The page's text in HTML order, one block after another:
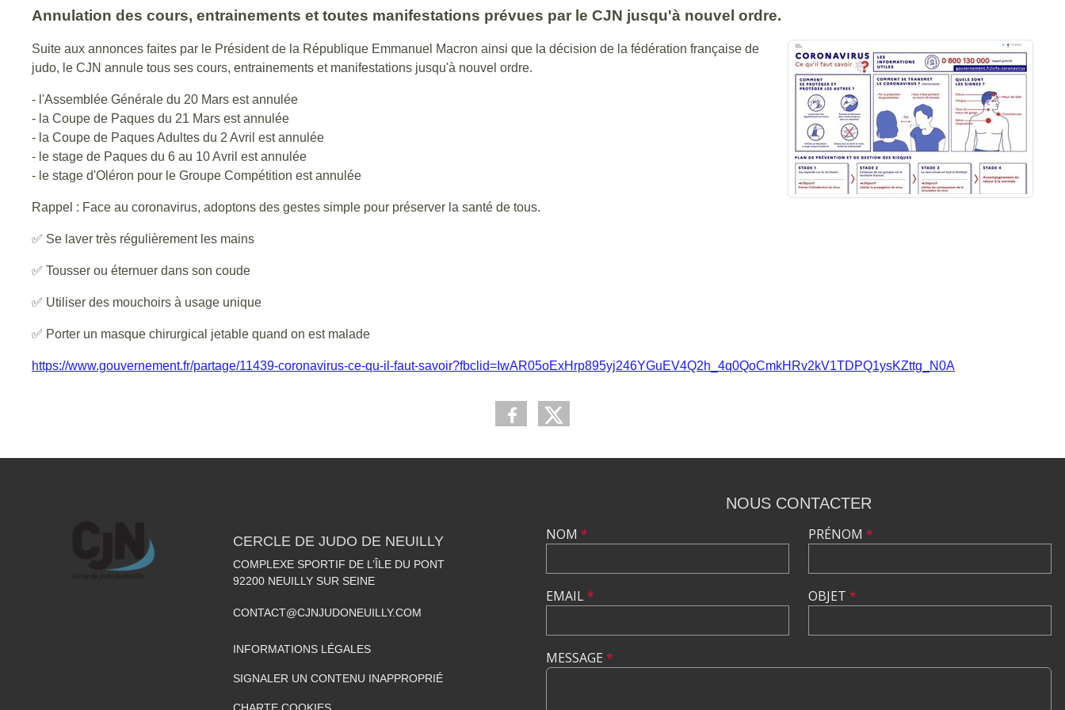
Annulation des cours, entrainements et toutes manifestations prévues par le CJN jusqu'à nouvel ordre.
Suite aux annonces faites par le Président de la République Emmanuel Macron ainsi que la décision de la fédération française de
judo, le CJN annule tous ses cours, entrainements et manifestations jusqu'à nouvel ordre.
- l'Assemblée Générale du 20 Mars est annulée
- la Coupe de Paques du 21 Mars est annulée
- la Coupe de Paques Adultes du 2 Avril est annulée
- le stage de Paques du 6 au 10 Avril est annulée
- le stage d'Oléron pour le Groupe Compétition est annulée
Rappel : Face au coronavirus, adoptons des gestes simple pour préserver la santé de tous.
✅ Se laver très régulièrement les mains
✅ Tousser ou éternuer dans son coude
✅ Utiliser des mouchoirs à usage unique
✅ Porter un masque chirurgical jetable quand on est malade
https://www.gouvernement.fr/partage/11439-coronavirus-ce-qu-il-faut-savoir?fbclid=IwAR05oExHrp895yj246YGuEV4Q2h_4q0QoCmkHRv2kV1TDPQ1ysKZttg_N0A
CERCLE DE JUDO DE NEUILLY
COMPLEXE SPORTIF DE L’ÎLE DU PONT
92200 NEUILLY SUR SEINE
CONTACT@CJNJUDONEUILLY.COM
INFORMATIONS LÉGALES
SIGNALER UN CONTENU INAPPROPRIÉ
NOUS CONTACTER
NOM *
EMAIL*
PRÉNOM *
OBJET *
MESSAGE *